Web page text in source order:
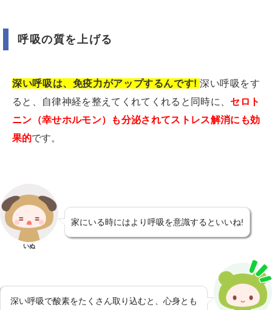
呼吸の質を上げる
深い呼吸は、免疫力がアップするんです! 深い呼吸をす
ると、自律神経を整えてくれてくれると同時に、 セロト
ニン（幸せホルモン）も分泌されてストレス解消にも効
果的です。
いぬ
家にいる時にはより呼吸を意識するといいね!
深い呼吸で酸素をたくさん取り込むと、心身とも